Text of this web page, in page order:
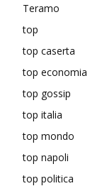
Teramo
top
top caserta
top economia
top gossip
top italia
top mondo
top napoli
top politica